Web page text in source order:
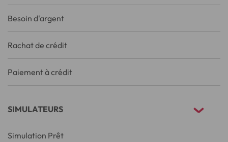
Besoin d'argent
Rachat de crédit
Paiement à crédit
SIMULATEURS
Simulation Prêt